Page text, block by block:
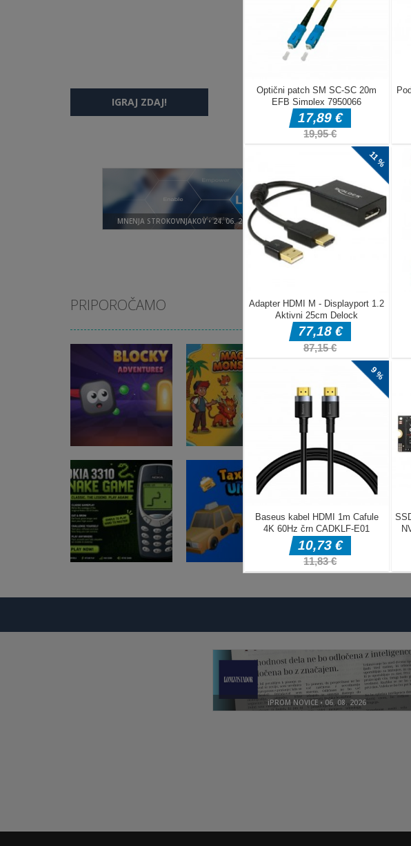
IGRAJ ZDAJ!
PRIPOROČAMO
Arkadne igre
Blocky
Adventures
Arkadne igre
Magic Monster
fnaf arcade
showdown
Nokia 3310 Snack
Taxi Driver
Ultimate
Arkadne igre
Splatcha!